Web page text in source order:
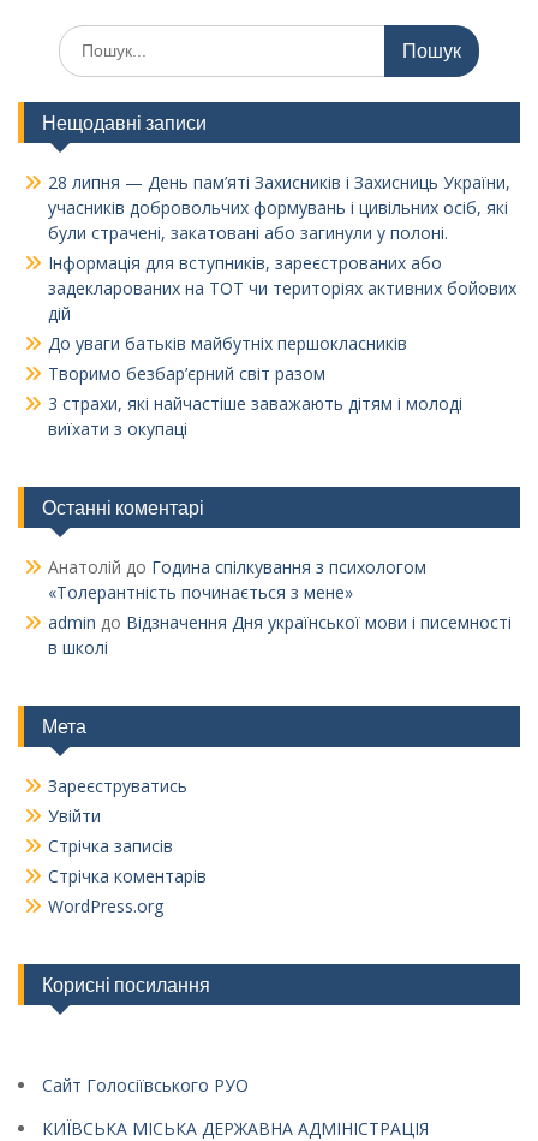
Шукати:
Нещодавні записи
28 липня — День пам’яті Захисників і Захисниць України,
учасників добровольчих формувань і цивільних осіб, які
були страчені, закатовані або загинули у полоні.
Інформація для вступників, зареєстрованих або
задекларованих на ТОТ чи територіях активних бойових
дій
До уваги батьків майбутніх першокласників
Творимо безбар’єрний світ разом
3 страхи, які найчастіше заважають дітям і молоді
виїхати з окупаці
Останні коментарі
Анатолій до Година спілкування з психологом
«Толерантність починається з мене»
admin до Відзначення Дня української мови і писемності
в школі
Мета
Зареєструватись
Увійти
Стрічка записів
Стрічка коментарів
WordPress.org
Корисні посилання
Сайт Голосіївського РУО
КИЇВСЬКА МІСЬКА ДЕРЖАВНА АДМІНІСТРАЦІЯ